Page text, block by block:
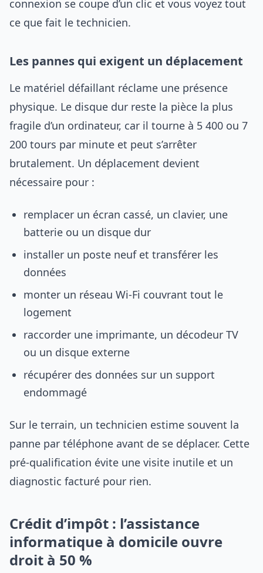
connexion se coupe d’un clic et vous voyez tout
ce que fait le technicien.
Les pannes qui exigent un déplacement
Le matériel défaillant réclame une présence
physique. Le disque dur reste la pièce la plus
fragile d’un ordinateur, car il tourne à 5 400 ou 7
200 tours par minute et peut s’arrêter
brutalement. Un déplacement devient
nécessaire pour :
remplacer un écran cassé, un clavier, une
batterie ou un disque dur
installer un poste neuf et transférer les
données
monter un réseau Wi-Fi couvrant tout le
logement
raccorder une imprimante, un décodeur TV
ou un disque externe
récupérer des données sur un support
endommagé
Sur le terrain, un technicien estime souvent la
panne par téléphone avant de se déplacer. Cette
pré-qualification évite une visite inutile et un
diagnostic facturé pour rien.
Crédit d’impôt : l’assistance
informatique à domicile ouvre
droit à 50 %